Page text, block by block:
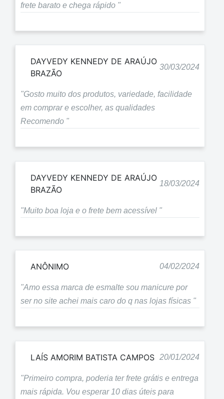
frete barato e chega rápido "
DAYVEDY KENNEDY DE ARAÚJO
BRAZÃO
30/03/2024
"Gosto muito dos produtos, variedade, facilidade
em comprar e escolher, as qualidades
Recomendo "
DAYVEDY KENNEDY DE ARAÚJO
BRAZÃO
18/03/2024
"Muito boa loja e o frete bem acessível "
ANÔNIMO 04/02/2024
"Amo essa marca de esmalte sou manicure por
ser no site achei mais caro do q nas lojas físicas "
LAÍS AMORIM BATISTA CAMPOS 20/01/2024
"Primeiro compra, poderia ter frete grátis e entrega
mais rápida. Vou esperar 10 dias úteis para